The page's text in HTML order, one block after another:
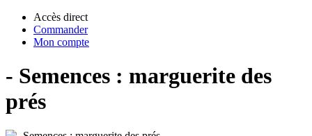
Accès direct
Commander
Mon compte
- Semences : marguerite des
prés